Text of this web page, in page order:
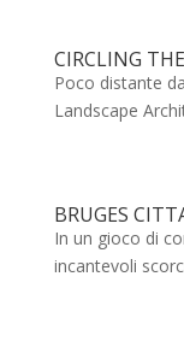
CIRCLING
Poco distante
Landscape
BRUGES
In un gioco di
incantevoli